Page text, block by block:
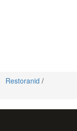
Restoranid /